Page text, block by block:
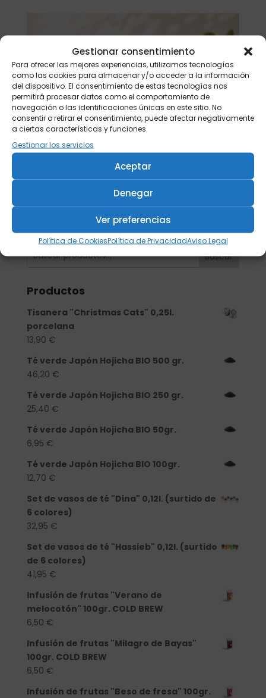
Gestionar consentimiento
Para ofrecer las mejores experiencias, utilizamos tecnologías
como las cookies para almacenar y/o acceder a la información
del dispositivo. El consentimiento de estas tecnologías nos
permitirá procesar datos como el comportamiento de
navegación o las identificaciones únicas en este sitio. No
consentir o retirar el consentimiento, puede afectar negativamente
a ciertas características y funciones.
Gestionar los servicios
Aceptar
Denegar
Ver preferencias
Política de CookiesPolítica de PrivacidadAviso Legal
Buscar
Productos
Tisanera "Christmas Cats" 0,25l.
porcelana
13,90 €
Té verde Japón Hojicha BIO 500 gr.
46,20 €
Té verde Japón Hojicha BIO 250 gr.
25,40 €
Té verde Japón Hojicha BIO 50gr.
6,95 €
Té verde Japón Hojicha BIO 100gr.
12,70 €
Set de vasos de té "Dina" 0,12l. (surtido de
6 colores)
32,95 €
Set de vasos de té "Hassieb" 0,12l. (surtido
de 6 colores)
41,95 €
Infusión de frutas "Verano de
melocotón" 100gr. COLD BREW
6,50 €
Infusión de frutas "Milagro de Bayas"
100gr. COLD BREW
6,50 €
Infusión de frutas "Beso de fresa" 100gr.